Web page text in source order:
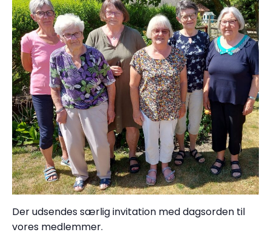
Der udsendes særlig invitation med dagsorden til
vores medlemmer.